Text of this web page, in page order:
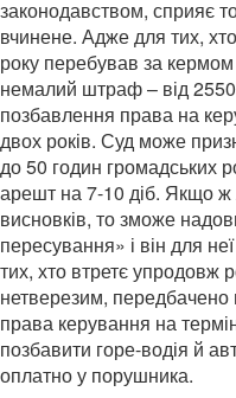
законодавством, сприяє
вчинене. Адже для тих,
року перебував за
немалий штраф – від
позбавлення права на
двох років. Суд може
до 50 годин громадських
арешт на 7-10 діб. Якщо ж
висновків, то зможе
пересування» і він для
тих, хто втретє упродовж
нетверезим, передбачено
права керування на
позбавити горе-водія й
оплатно у порушника.